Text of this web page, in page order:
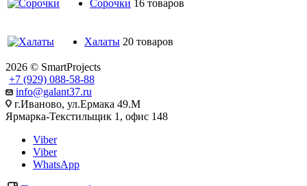
Сорочки 16 товаров
Халаты 20 товаров
2026 © SmartProjects
+7 (929) 088-58-88
info@galant37.ru
г.Иваново, ул.Ермака 49.M
Ярмарка-Текстильщик 1, офис 148
Viber
Viber
WhatsApp